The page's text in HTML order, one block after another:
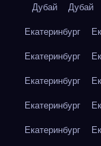
Дубай
Дубай
Екатеринбург
Екатеринбург
Екатеринбург
Екатеринбург
Екатеринбург